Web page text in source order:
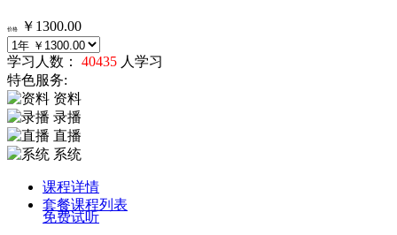
价格 ￥1300.00
学习人数： 40435 人学习
特色服务:
资料
录播
直播
系统
课程详情
套餐课程列表
免费试听